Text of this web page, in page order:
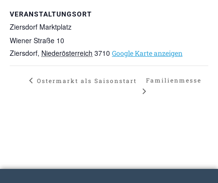
VERANSTALTUNGSORT
Ziersdorf Marktplatz
Wiener Straße 10
Ziersdorf, Niederösterreich 3710 Google Karte anzeigen
Ostermarkt als Saisonstart Familienmesse